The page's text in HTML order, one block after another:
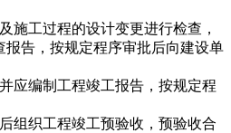
施工过程的设计变更进行检查，
告，按规定程序审批后向建设单
应编制工程竣工报告，按规定程
组织工程竣工预验收，预验收合